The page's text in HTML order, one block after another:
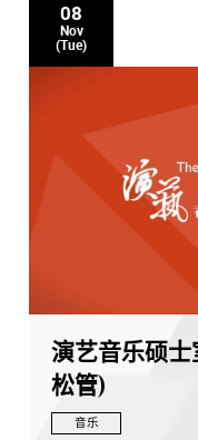
08
Nov
(Tue)
演艺音乐硕
松管)
音乐